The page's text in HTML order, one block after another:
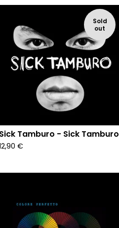
Sold
out
Sick Tamburo - Sick Tamburo
€